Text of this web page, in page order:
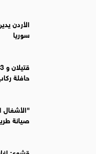
الأردن
سوريا
حافلة
"الأشغال
صيانة